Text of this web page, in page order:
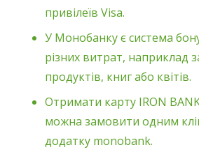
привілеїв Visa.
У Монобанку є система
різних витрат, наприклад
продуктів, книг або квітів.
Отримати карту IRON BANK
можна замовити одним
додатку monobank.